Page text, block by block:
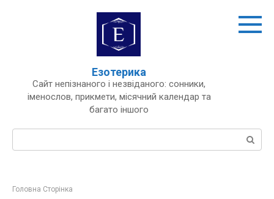
Езотерика
Сайт непізнаного і незвіданого: сонники,
іменослов, прикмети, місячний календар та
багато іншого
Пошук:
Головна Сторінка